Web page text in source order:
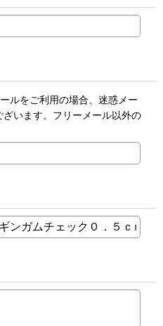
ルをご利用の場合、迷惑メー
います。フリーメール以外の